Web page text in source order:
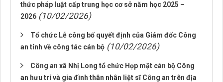
thức pháp luật cấp trung học cơ sở năm học 2025 –
2026 (10/02/2026)
Tổ chức Lễ công bố quyết định của Giám đốc Công
an tỉnh về công tác cán bộ (10/02/2026)
Công an xã Nhị Long tổ chức Họp mặt cán bộ Công
an hưu trí và gia đình thân nhân liệt sĩ Công an trên địa